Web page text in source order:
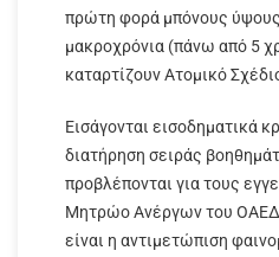
πρώτη φορά μπόνους
μακροχρόνια (πάνω από 5
καταρτίζουν Ατομικό
Εισάγονται εισοδηματικά
διατήρηση σειράς
προβλέπονται για τους
Μητρώο Ανέργων του
είναι η αντιμετώπιση